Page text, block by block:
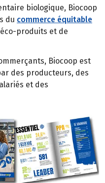
biologique, Biocoop
du commerce équitable
produits et de
Biocoop est
des producteurs, des
et des